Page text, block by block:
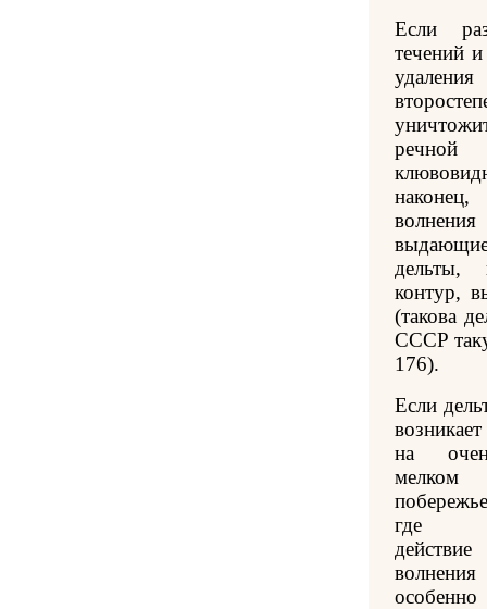
Если
течений
речной
дельты,
контур,
(такова
СССР
176).
Если
возникает
на
мелком
где
действие
волнения
особенно